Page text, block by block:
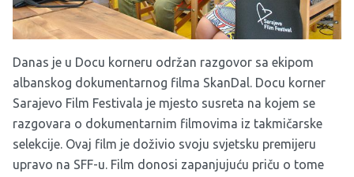
Danas je u Docu korneru održan razgovor sa ekipom
albanskog dokumentarnog filma SkanDal. Docu korner
Sarajevo Film Festivala je mjesto susreta na kojem se
razgovara o dokumentarnim filmovima iz takmičarske
selekcije. Ovaj film je doživio svoju svjetsku premijeru
upravo na SFF-u. Film donosi zapanjujuću priču o tome